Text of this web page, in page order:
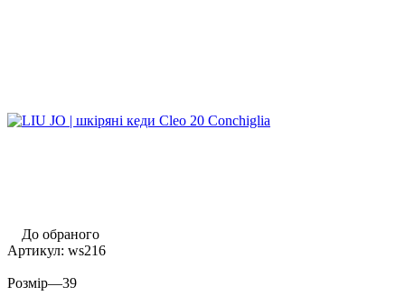
До обраного
Артикул: ws216
Розмір—39